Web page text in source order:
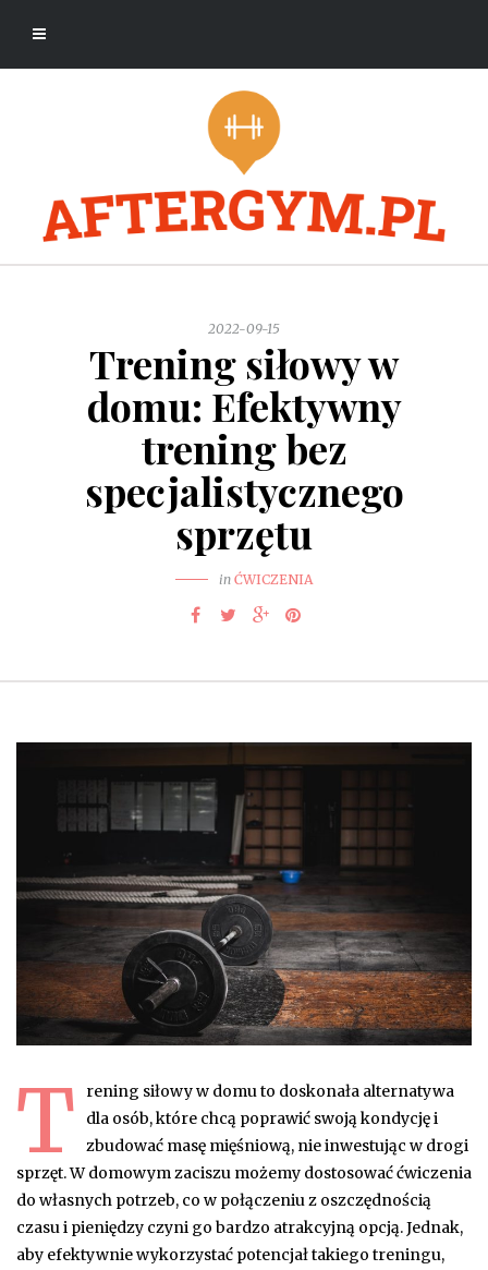
2022-09-15
Trening siłowy w
domu: Efektywny
trening bez
specjalistycznego
sprzętu
in ĆWICZENIA
T
rening siłowy w domu to doskonała alternatywa
dla osób, które chcą poprawić swoją kondycję i
zbudować masę mięśniową, nie inwestując w drogi
sprzęt. W domowym zaciszu możemy dostosować ćwiczenia
do własnych potrzeb, co w połączeniu z oszczędnością
czasu i pieniędzy czyni go bardzo atrakcyjną opcją. Jednak,
aby efektywnie wykorzystać potencjał takiego treningu,